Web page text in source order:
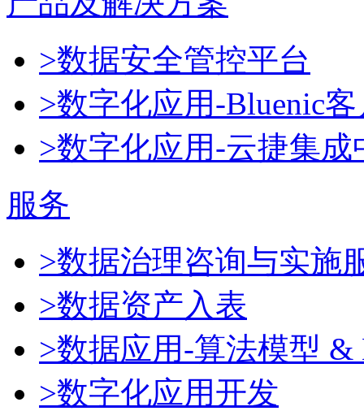
>数据安全管控平台
>数字化应用-Bluenic
>数字化应用-云捷集成
服务
>数据治理咨询与实施
>数据资产入表
>数据应用-算法模型 &
>数字化应用开发